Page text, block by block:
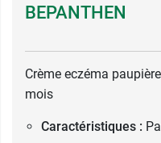
BEPANTHEN
Crème eczéma
mois
Caractéristiques :